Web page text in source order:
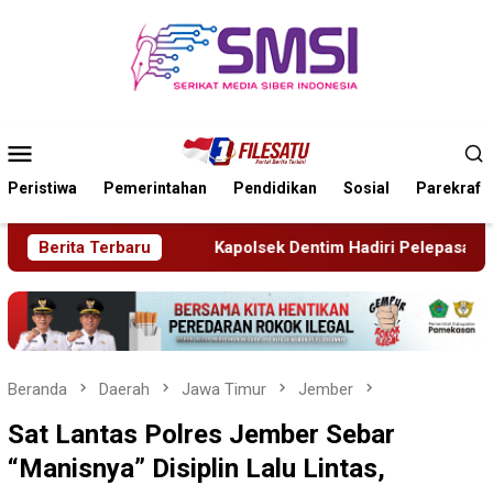
Mobile
Peristiwa Pemerintahan Pendidikan Sosial Parekraf
Berita Terbaru
Hadiri Pelepasan Purna Tugas Danramil 1611-01/
Beranda Daerah Jawa Timur Jember
Sat Lantas Polres Jember Sebar
“Manisnya” Disiplin Lalu Lintas,